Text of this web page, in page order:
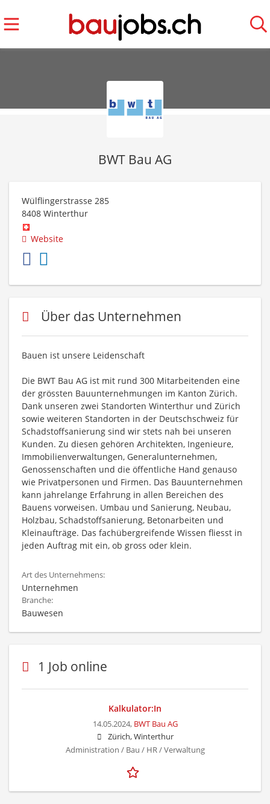
BWT Bau AG
Wülflingerstrasse 285
8408 Winterthur
Website
Über das Unternehmen
Bauen ist unsere Leidenschaft
Die BWT Bau AG ist mit rund 300 Mitarbeitenden eine
der grössten Bauunternehmungen im Kanton Zürich.
Dank unseren zwei Standorten Winterthur und Zürich
sowie weiteren Standorten in der Deutschschweiz für
Schadstoffsanierung sind wir stets nah bei unseren
Kunden. Zu diesen gehören Architekten, Ingenieure,
Immobilienverwaltungen, Generalunternehmen,
Genossenschaften und die öffentliche Hand genauso
wie Privatpersonen und Firmen. Das Bauunternehmen
kann jahrelange Erfahrung in allen Bereichen des
Bauens vorweisen. Umbau und Sanierung, Neubau,
Holzbau, Schadstoffsanierung, Betonarbeiten und
Kleinaufträge. Das fachübergreifende Wissen fliesst in
jeden Auftrag mit ein, ob gross oder klein.
Art des Unternehmens:
Unternehmen
Branche:
Bauwesen
1 Job online
Kalkulator:In
14.05.2024, BWT Bau AG
Zürich, Winterthur
Administration / Bau / HR / Verwaltung